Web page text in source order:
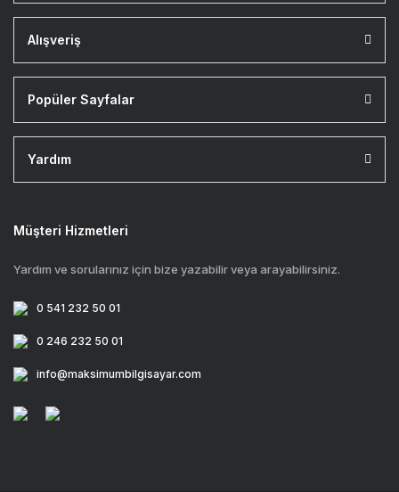
Alışveriş
Popüler Sayfalar
Yardım
Müşteri Hizmetleri
Yardım ve sorularınız için bize yazabilir veya arayabilirsiniz.
0 541 232 50 01
0 246 232 50 01
info@maksimumbilgisayar.com